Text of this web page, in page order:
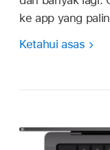
ke app yang
Ketahui asas